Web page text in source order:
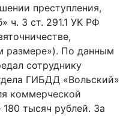
преступления,
ч. 3 ст. 291.1 УК РФ
размере»). По данным
сотруднику
ГИБДД «Вольский»
коммерческой
тысяч рублей. За